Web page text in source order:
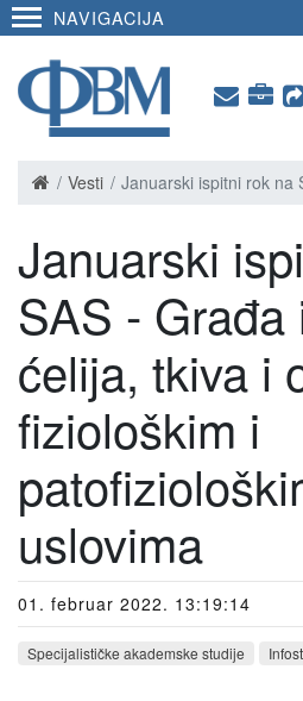
NAVIGACIJA
Vesti Januarski ispitni rok na
Januarski
SAS -
ćelija, tkiva i
fiziološkim i
uslovima
01. februar 2022. 13:19:14
Specijalističke akademske studije